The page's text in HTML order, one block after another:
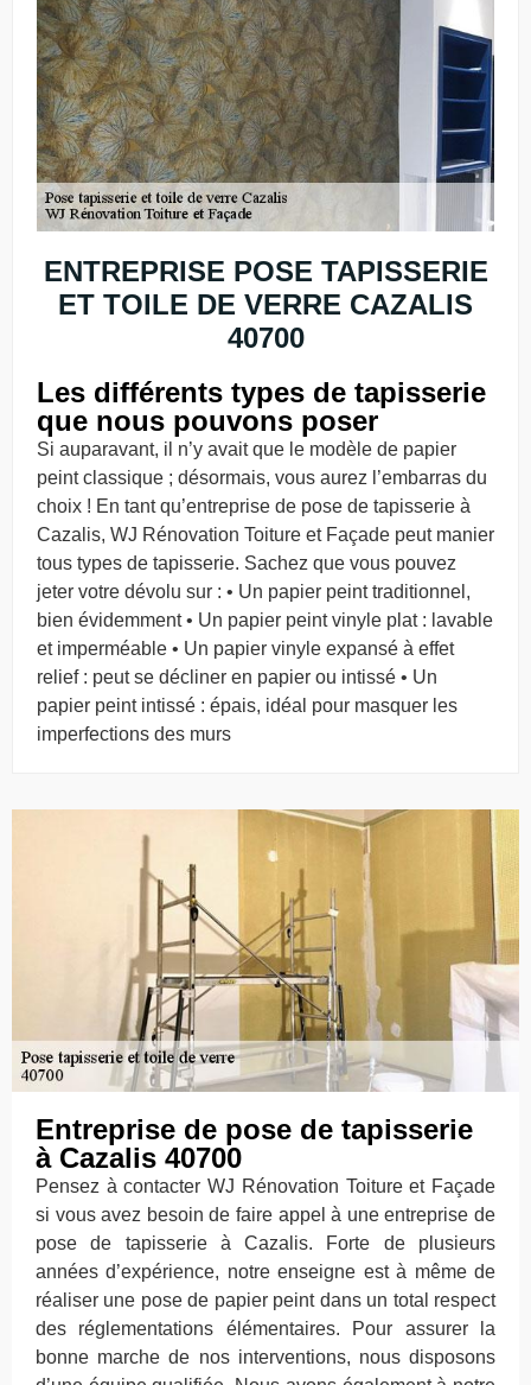
ENTREPRISE POSE TAPISSERIE
ET TOILE DE VERRE CAZALIS
40700
Les différents types de tapisserie
que nous pouvons poser
Si auparavant, il n’y avait que le modèle de papier
peint classique ; désormais, vous aurez l’embarras du
choix ! En tant qu’entreprise de pose de tapisserie à
Cazalis, WJ Rénovation Toiture et Façade peut manier
tous types de tapisserie. Sachez que vous pouvez
jeter votre dévolu sur : • Un papier peint traditionnel,
bien évidemment • Un papier peint vinyle plat : lavable
et imperméable • Un papier vinyle expansé à effet
relief : peut se décliner en papier ou intissé • Un
papier peint intissé : épais, idéal pour masquer les
imperfections des murs
Entreprise de pose de tapisserie
à Cazalis 40700
Pensez à contacter WJ Rénovation Toiture et Façade
si vous avez besoin de faire appel à une entreprise de
pose de tapisserie à Cazalis. Forte de plusieurs
années d’expérience, notre enseigne est à même de
réaliser une pose de papier peint dans un total respect
des réglementations élémentaires. Pour assurer la
bonne marche de nos interventions, nous disposons